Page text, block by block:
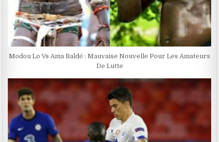
Modou Lo Vs Ama Baldé : Mauvaise Nouvelle Pour Les Amateurs
De Lutte